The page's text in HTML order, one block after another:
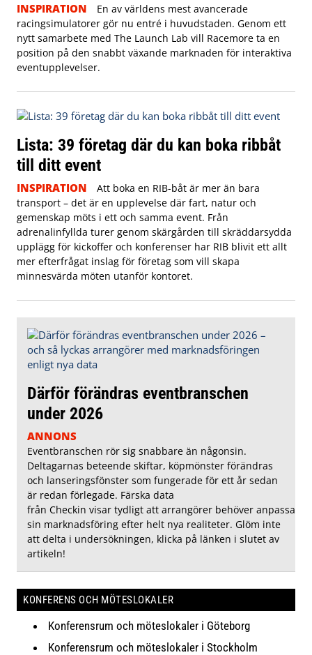
INSPIRATION
En av världens mest avancerade
racingsimulatorer gör nu entré i huvudstaden. Genom ett
nytt samarbete med The Launch Lab vill Racemore ta en
position på den snabbt växande marknaden för interaktiva
eventupplevelser.
Lista: 39 företag där du kan boka ribbåt
till ditt event
INSPIRATION
Att boka en RIB-båt är mer än bara
transport – det är en upplevelse där fart, natur och
gemenskap möts i ett och samma event. Från
adrenalinfyllda turer genom skärgården till skräddarsydda
upplägg för kickoffer och konferenser har RIB blivit ett allt
mer efterfrågat inslag för företag som vill skapa
minnesvärda möten utanför kontoret.
Därför förändras eventbranschen
under 2026
ANNONS
Eventbranschen rör sig snabbare än någonsin.
Deltagarnas beteende skiftar, köpmönster förändras
och lanseringsfönster som fungerade för ett år sedan
är redan förlegade. Färska data
från Checkin visar tydligt att arrangörer behöver anpassa
sin marknadsföring efter helt nya realiteter. Glöm inte
att delta i undersökningen, klicka på länken i slutet av
artikeln!
KONFERENS OCH MÖTESLOKALER
Konferensrum och möteslokaler i Göteborg
Konferensrum och möteslokaler i Stockholm